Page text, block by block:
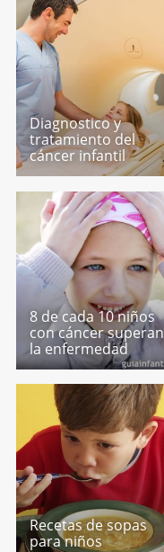
Diagnostico y
tratamiento del
cáncer infantil
8 de cada 10 niños
con cáncer superan
la enfermedad
Recetas de sopas
para niños